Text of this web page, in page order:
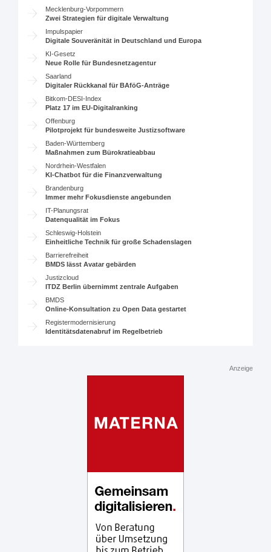
Mecklenburg-Vorpommern
Zwei Strategien für digitale Verwaltung
Impulspapier
Digitale Souveränität in Deutschland und Europa
KI-Gesetz
Neue Rolle für Bundesnetzagentur
Saarland
Digitaler Rückkanal für BAföG-Anträge
Bitkom-DESI-Index
Platz 17 im EU-Digitalranking
Offenburg
Pilotprojekt für bundesweite Justizsoftware
Baden-Württemberg
Maßnahmen zum Bürokratieabbau
Nordrhein-Westfalen
KI-Chatbot für die Finanzverwaltung
Brandenburg
Immer mehr Fokusdienste angebunden
IT-Planungsrat
Datenqualität im Fokus
Schleswig-Holstein
Einheitliche Technik für große Schadenslagen
Barrierefreiheit
BMDS lässt Avatar gebärden
Justizcloud
ITDZ Berlin übernimmt zentrale Aufgaben
BMDS
Online-Konsultation zu Open Data gestartet
Registermodernisierung
Identitätsdatenabruf im Regelbetrieb
Anzeige